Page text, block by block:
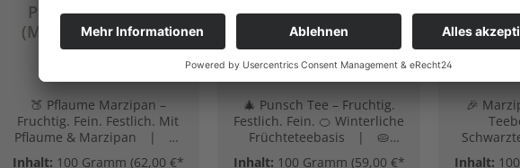
Pflaume Marzipan
(Milder Früchtetee -
Pflaume. Mandel.
🍑 Pflaume Marzipan –
Fruchtig. Fein. Festlich. Mit
Pflaume & Marzipan | 🌸
Zarte Rosenblüten | 🍏
Inhalt: 100 Gramm (62,00 €*
Punsch Tee
(Früchtetee - Winter.
Duft. Lieblingsbecher.)
🎄 Punsch Tee – Fruchtig.
Festlich. Fein. 🍊 Winterliche
Früchteteebasis | 🥧
Vanillig & mandelig | 🎁
Inhalt: 100 Gramm (59,00 €*
Tee
🎉
Inhalt: